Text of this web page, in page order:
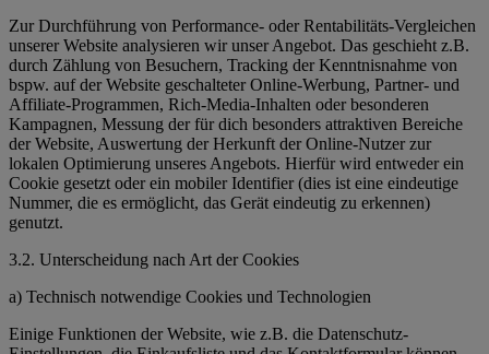
Zur Durchführung von Performance- oder Rentabilitäts-Vergleichen
unserer Website analysieren wir unser Angebot. Das geschieht z.B.
durch Zählung von Besuchern, Tracking der Kenntnisnahme von
bspw. auf der Website geschalteter Online-Werbung, Partner- und
Affiliate-Programmen, Rich-Media-Inhalten oder besonderen
Kampagnen, Messung der für dich besonders attraktiven Bereiche
der Website, Auswertung der Herkunft der Online-Nutzer zur
lokalen Optimierung unseres Angebots. Hierfür wird entweder ein
Cookie gesetzt oder ein mobiler Identifier (dies ist eine eindeutige
Nummer, die es ermöglicht, das Gerät eindeutig zu erkennen)
genutzt.
3.2. Unterscheidung nach Art der Cookies
a) Technisch notwendige Cookies und Technologien
Einige Funktionen der Website, wie z.B. die Datenschutz-